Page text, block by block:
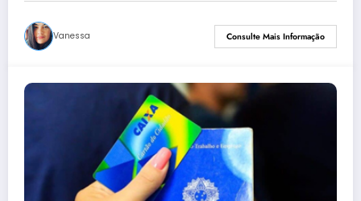
Vanessa Consulte Mais Informação